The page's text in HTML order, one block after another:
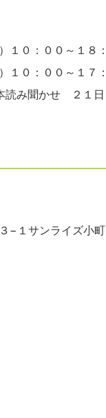
１０：００～１８
１０：００～１７
読み聞かせ ２１日
−１サンライズ小